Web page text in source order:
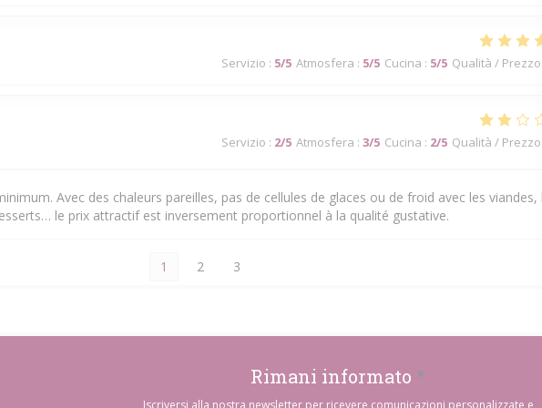
Servizio : 5/5 Atmosfera : 5/5 Cucina : 5/5 Qualità / Prezzo
Servizio : 2/5 Atmosfera : 3/5 Cucina : 2/5 Qualità / Prezzo
Avec des chaleurs pareilles, pas de cellules de glaces ou de froid avec les viandes,
le prix attractif est inversement proportionnel à la qualité gustative.
1 2 3
Rimani informato *